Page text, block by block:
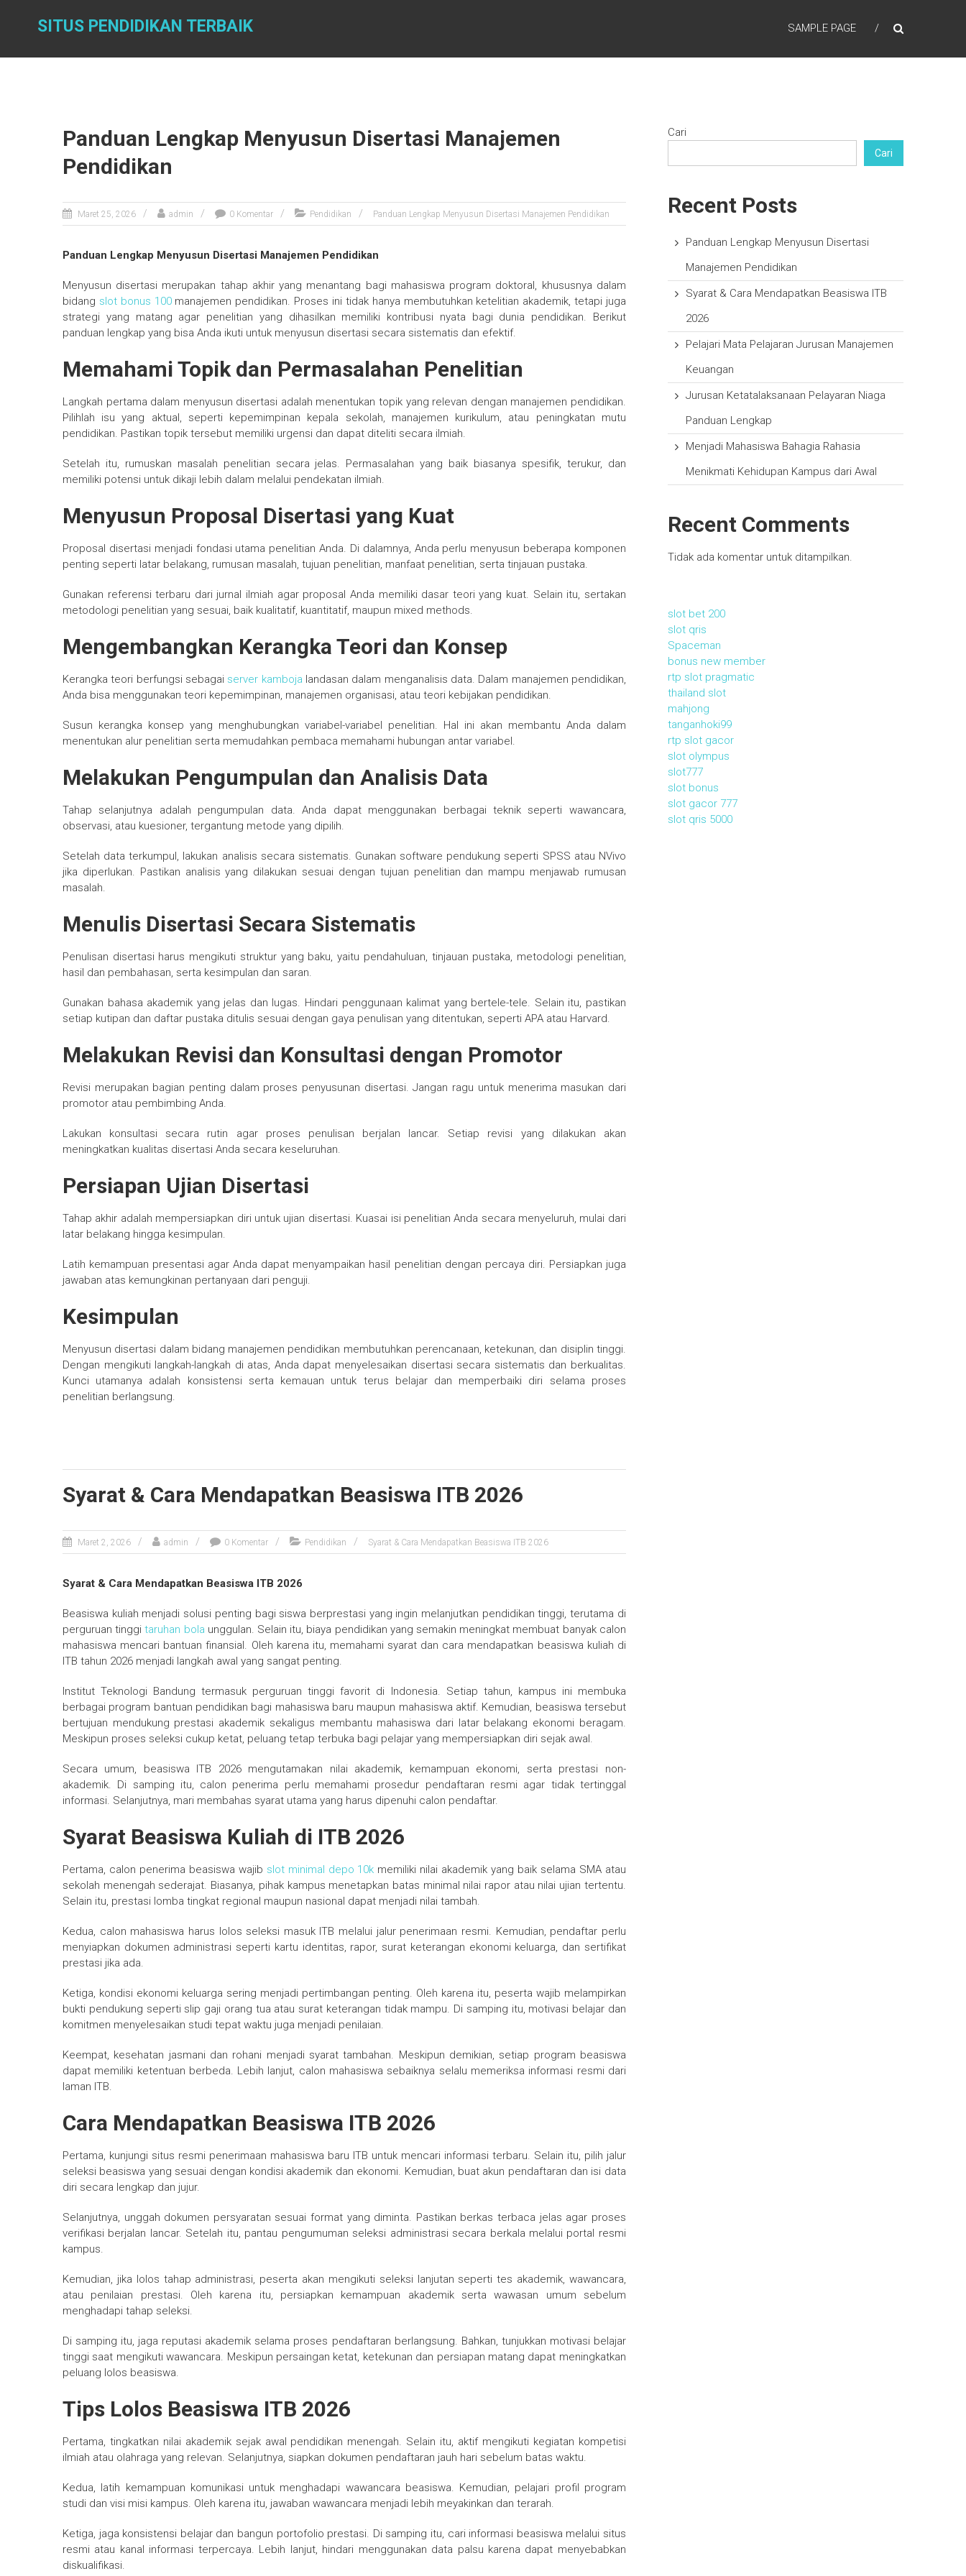
SITUS PENDIDIKAN TERBAIK SAMPLE PAGE
Panduan Lengkap Menyusun Disertasi Manajemen
Pendidikan
Maret 25, 2026 admin 0 Komentar Pendidikan Panduan Lengkap Menyusun Disertasi Manajemen Pendidikan
Panduan Lengkap Menyusun Disertasi Manajemen Pendidikan
Menyusun disertasi merupakan tahap akhir yang menantang bagi mahasiswa program doktoral, khususnya dalam
bidang slot bonus 100manajemen pendidikan. Proses ini tidak hanya membutuhkan ketelitian akademik, tetapi juga
strategi yang matang agar penelitian yang dihasilkan memiliki kontribusi nyata bagi dunia pendidikan. Berikut
panduan lengkap yang bisa Anda ikuti untuk menyusun disertasi secara sistematis dan efektif.
Memahami Topik dan Permasalahan Penelitian
Langkah pertama dalam menyusun disertasi adalah menentukan topik yang relevan dengan manajemen pendidikan.
Pilihlah isu yang aktual, seperti kepemimpinan kepala sekolah, manajemen kurikulum, atau peningkatan mutu
pendidikan. Pastikan topik tersebut memiliki urgensi dan dapat diteliti secara ilmiah.
Setelah itu, rumuskan masalah penelitian secara jelas. Permasalahan yang baik biasanya spesifik, terukur, dan
memiliki potensi untuk dikaji lebih dalam melalui pendekatan ilmiah.
Menyusun Proposal Disertasi yang Kuat
Proposal disertasi menjadi fondasi utama penelitian Anda. Di dalamnya, Anda perlu menyusun beberapa komponen
penting seperti latar belakang, rumusan masalah, tujuan penelitian, manfaat penelitian, serta tinjauan pustaka.
Gunakan referensi terbaru dari jurnal ilmiah agar proposal Anda memiliki dasar teori yang kuat. Selain itu, sertakan
metodologi penelitian yang sesuai, baik kualitatif, kuantitatif, maupun mixed methods.
Mengembangkan Kerangka Teori dan Konsep
Kerangka teori berfungsi sebagai server kamboja landasan dalam menganalisis data. Dalam manajemen pendidikan,
Anda bisa menggunakan teori kepemimpinan, manajemen organisasi, atau teori kebijakan pendidikan.
Susun kerangka konsep yang menghubungkan variabel-variabel penelitian. Hal ini akan membantu Anda dalam
menentukan alur penelitian serta memudahkan pembaca memahami hubungan antar variabel.
Melakukan Pengumpulan dan Analisis Data
Tahap selanjutnya adalah pengumpulan data. Anda dapat menggunakan berbagai teknik seperti wawancara,
observasi, atau kuesioner, tergantung metode yang dipilih.
Setelah data terkumpul, lakukan analisis secara sistematis. Gunakan software pendukung seperti SPSS atau NVivo
jika diperlukan. Pastikan analisis yang dilakukan sesuai dengan tujuan penelitian dan mampu menjawab rumusan
masalah.
Menulis Disertasi Secara Sistematis
Penulisan disertasi harus mengikuti struktur yang baku, yaitu pendahuluan, tinjauan pustaka, metodologi penelitian,
hasil dan pembahasan, serta kesimpulan dan saran.
Gunakan bahasa akademik yang jelas dan lugas. Hindari penggunaan kalimat yang bertele-tele. Selain itu, pastikan
setiap kutipan dan daftar pustaka ditulis sesuai dengan gaya penulisan yang ditentukan, seperti APA atau Harvard.
Melakukan Revisi dan Konsultasi dengan Promotor
Revisi merupakan bagian penting dalam proses penyusunan disertasi. Jangan ragu untuk menerima masukan dari
promotor atau pembimbing Anda.
Lakukan konsultasi secara rutin agar proses penulisan berjalan lancar. Setiap revisi yang dilakukan akan
meningkatkan kualitas disertasi Anda secara keseluruhan.
Persiapan Ujian Disertasi
Tahap akhir adalah mempersiapkan diri untuk ujian disertasi. Kuasai isi penelitian Anda secara menyeluruh, mulai dari
latar belakang hingga kesimpulan.
Latih kemampuan presentasi agar Anda dapat menyampaikan hasil penelitian dengan percaya diri. Persiapkan juga
jawaban atas kemungkinan pertanyaan dari penguji.
Kesimpulan
Menyusun disertasi dalam bidang manajemen pendidikan membutuhkan perencanaan, ketekunan, dan disiplin tinggi.
Dengan mengikuti langkah-langkah di atas, Anda dapat menyelesaikan disertasi secara sistematis dan berkualitas.
Kunci utamanya adalah konsistensi serta kemauan untuk terus belajar dan memperbaiki diri selama proses
penelitian berlangsung.
Syarat & Cara Mendapatkan Beasiswa ITB 2026
Maret 2, 2026 admin 0 Komentar Pendidikan Syarat & Cara Mendapatkan Beasiswa ITB 2026
Syarat & Cara Mendapatkan Beasiswa ITB 2026
Beasiswa kuliah menjadi solusi penting bagi siswa berprestasi yang ingin melanjutkan pendidikan tinggi, terutama di
perguruan tinggitaruhan bola unggulan. Selain itu, biaya pendidikan yang semakin meningkat membuat banyak calon
mahasiswa mencari bantuan finansial. Oleh karena itu, memahami syarat dan cara mendapatkan beasiswa kuliah di
ITB tahun 2026 menjadi langkah awal yang sangat penting.
Institut Teknologi Bandung termasuk perguruan tinggi favorit di Indonesia. Setiap tahun, kampus ini membuka
berbagai program bantuan pendidikan bagi mahasiswa baru maupun mahasiswa aktif. Kemudian, beasiswa tersebut
bertujuan mendukung prestasi akademik sekaligus membantu mahasiswa dari latar belakang ekonomi beragam.
Meskipun proses seleksi cukup ketat, peluang tetap terbuka bagi pelajar yang mempersiapkan diri sejak awal.
Secara umum, beasiswa ITB 2026 mengutamakan nilai akademik, kemampuan ekonomi, serta prestasi non-
akademik. Di samping itu, calon penerima perlu memahami prosedur pendaftaran resmi agar tidak tertinggal
informasi. Selanjutnya, mari membahas syarat utama yang harus dipenuhi calon pendaftar.
Syarat Beasiswa Kuliah di ITB 2026
Pertama, calon penerima beasiswa wajib slot minimal depo 10k memiliki nilai akademik yang baik selama SMA atau
sekolah menengah sederajat. Biasanya, pihak kampus menetapkan batas minimal nilai rapor atau nilai ujian tertentu.
Selain itu, prestasi lomba tingkat regional maupun nasional dapat menjadi nilai tambah.
Kedua, calon mahasiswa harus lolos seleksi masuk ITB melalui jalur penerimaan resmi. Kemudian, pendaftar perlu
menyiapkan dokumen administrasi seperti kartu identitas, rapor, surat keterangan ekonomi keluarga, dan sertifikat
prestasi jika ada.
Ketiga, kondisi ekonomi keluarga sering menjadi pertimbangan penting. Oleh karena itu, peserta wajib melampirkan
bukti pendukung seperti slip gaji orang tua atau surat keterangan tidak mampu. Di samping itu, motivasi belajar dan
komitmen menyelesaikan studi tepat waktu juga menjadi penilaian.
Keempat, kesehatan jasmani dan rohani menjadi syarat tambahan. Meskipun demikian, setiap program beasiswa
dapat memiliki ketentuan berbeda. Lebih lanjut, calon mahasiswa sebaiknya selalu memeriksa informasi resmi dari
laman ITB.
Cara Mendapatkan Beasiswa ITB 2026
Pertama, kunjungi situs resmi penerimaan mahasiswa baru ITB untuk mencari informasi terbaru. Selain itu, pilih jalur
seleksi beasiswa yang sesuai dengan kondisi akademik dan ekonomi. Kemudian, buat akun pendaftaran dan isi data
diri secara lengkap dan jujur.
Selanjutnya, unggah dokumen persyaratan sesuai format yang diminta. Pastikan berkas terbaca jelas agar proses
verifikasi berjalan lancar. Setelah itu, pantau pengumuman seleksi administrasi secara berkala melalui portal resmi
kampus.
Kemudian, jika lolos tahap administrasi, peserta akan mengikuti seleksi lanjutan seperti tes akademik, wawancara,
atau penilaian prestasi. Oleh karena itu, persiapkan kemampuan akademik serta wawasan umum sebelum
menghadapi tahap seleksi.
Di samping itu, jaga reputasi akademik selama proses pendaftaran berlangsung. Bahkan, tunjukkan motivasi belajar
tinggi saat mengikuti wawancara. Meskipun persaingan ketat, ketekunan dan persiapan matang dapat meningkatkan
peluang lolos beasiswa.
Tips Lolos Beasiswa ITB 2026
Pertama, tingkatkan nilai akademik sejak awal pendidikan menengah. Selain itu, aktif mengikuti kegiatan kompetisi
ilmiah atau olahraga yang relevan. Selanjutnya, siapkan dokumen pendaftaran jauh hari sebelum batas waktu.
Kedua, latih kemampuan komunikasi untuk menghadapi wawancara beasiswa. Kemudian, pelajari profil program
studi dan visi misi kampus. Oleh karena itu, jawaban wawancara menjadi lebih meyakinkan dan terarah.
Ketiga, jaga konsistensi belajar dan bangun portofolio prestasi. Di samping itu, cari informasi beasiswa melalui situs
resmi atau kanal informasi terpercaya. Lebih lanjut, hindari menggunakan data palsu karena dapat menyebabkan
diskualifikasi.
Cari
Cari
Recent Posts
Panduan Lengkap Menyusun Disertasi
Manajemen Pendidikan
Syarat & Cara Mendapatkan Beasiswa ITB
2026
Pelajari Mata Pelajaran Jurusan Manajemen
Keuangan
Jurusan Ketatalaksanaan Pelayaran Niaga
Panduan Lengkap
Menjadi Mahasiswa Bahagia Rahasia
Menikmati Kehidupan Kampus dari Awal
Recent Comments
Tidak ada komentar untuk ditampilkan.
slot bet 200
slot qris
Spaceman
bonus new member
rtp slot pragmatic
thailand slot
mahjong
tanganhoki99
rtp slot gacor
slot olympus
slot777
slot bonus
slot gacor 777
slot qris 5000